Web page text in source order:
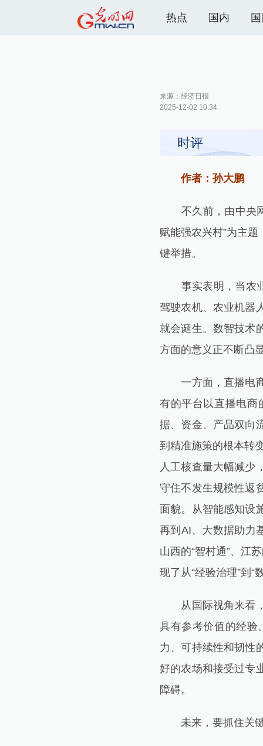
热点 国内
来源： 经济日报
2025-12-02 10:34
时评
作者：孙大鹏
不久前，由中央网
赋能强农兴村”为主
键举措。
事实表明，当农业
驾驶农机、农业机器
就会诞生。数智技术
方面的意义正不断凸
一方面，直播电商
有的平台以直播电商
据、资金、产品双向
到精准施策的根本转
人工核查量大幅减少
守住不发生规模性返
面貌。从智能感知设
再到AI、大数据助力
山西的“智村通”、江
现了从“经验治理”到“
从国际视角来看，
具有参考价值的经验
力、可持续性和韧性
好的农场和接受过专
障碍。
未来，要抓住关键